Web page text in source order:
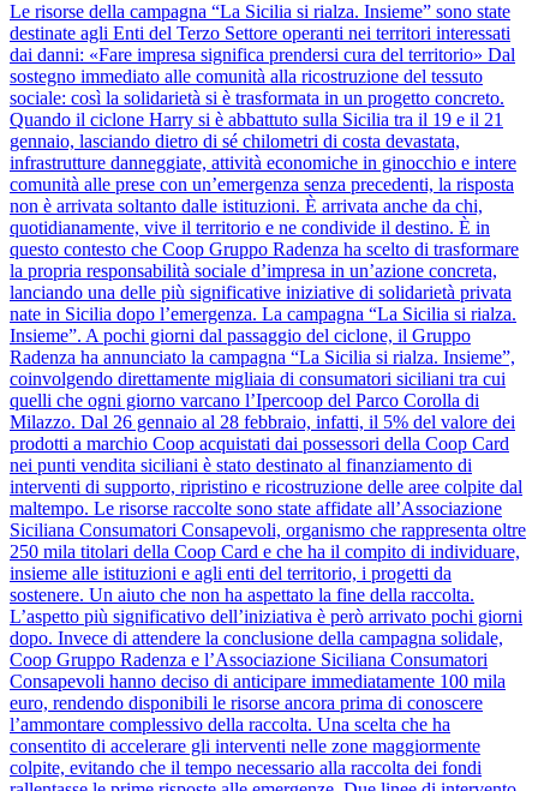
Le risorse della campagna “La Sicilia si rialza. Insieme” sono state
destinate agli Enti del Terzo Settore operanti nei territori interessati
dai danni: «Fare impresa significa prendersi cura del territorio» Dal
sostegno immediato alle comunità alla ricostruzione del tessuto
sociale: così la solidarietà si è trasformata in un progetto concreto.
Quando il ciclone Harry si è abbattuto sulla Sicilia tra il 19 e il 21
gennaio, lasciando dietro di sé chilometri di costa devastata,
infrastrutture danneggiate, attività economiche in ginocchio e intere
comunità alle prese con un’emergenza senza precedenti, la risposta
non è arrivata soltanto dalle istituzioni. È arrivata anche da chi,
quotidianamente, vive il territorio e ne condivide il destino. È in
questo contesto che Coop Gruppo Radenza ha scelto di trasformare
la propria responsabilità sociale d’impresa in un’azione concreta,
lanciando una delle più significative iniziative di solidarietà privata
nate in Sicilia dopo l’emergenza. La campagna “La Sicilia si rialza.
Insieme”. A pochi giorni dal passaggio del ciclone, il Gruppo
Radenza ha annunciato la campagna “La Sicilia si rialza. Insieme”,
coinvolgendo direttamente migliaia di consumatori siciliani tra cui
quelli che ogni giorno varcano l’Ipercoop del Parco Corolla di
Milazzo. Dal 26 gennaio al 28 febbraio, infatti, il 5% del valore dei
prodotti a marchio Coop acquistati dai possessori della Coop Card
nei punti vendita siciliani è stato destinato al finanziamento di
interventi di supporto, ripristino e ricostruzione delle aree colpite dal
maltempo. Le risorse raccolte sono state affidate all’Associazione
Siciliana Consumatori Consapevoli, organismo che rappresenta oltre
250 mila titolari della Coop Card e che ha il compito di individuare,
insieme alle istituzioni e agli enti del territorio, i progetti da
sostenere. Un aiuto che non ha aspettato la fine della raccolta.
L’aspetto più significativo dell’iniziativa è però arrivato pochi giorni
dopo. Invece di attendere la conclusione della campagna solidale,
Coop Gruppo Radenza e l’Associazione Siciliana Consumatori
Consapevoli hanno deciso di anticipare immediatamente 100 mila
euro, rendendo disponibili le risorse ancora prima di conoscere
l’ammontare complessivo della raccolta. Una scelta che ha
consentito di accelerare gli interventi nelle zone maggiormente
colpite, evitando che il tempo necessario alla raccolta dei fondi